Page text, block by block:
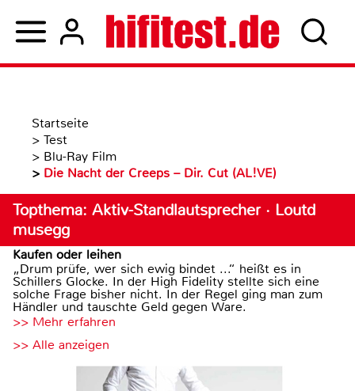
Startseite
> Test
> Blu-Ray Film
> Die Nacht der Creeps – Dir. Cut (AL!VE)
Topthema: Aktiv-Standlautsprecher · Loutd
musegg
Kaufen oder leihen
„Drum prüfe, wer sich ewig bindet ...“ heißt es in
Schillers Glocke. In der High Fidelity stellte sich eine
solche Frage bisher nicht. In der Regel ging man zum
Händler und tauschte Geld gegen Ware.
>> Mehr erfahren
>> Alle anzeigen